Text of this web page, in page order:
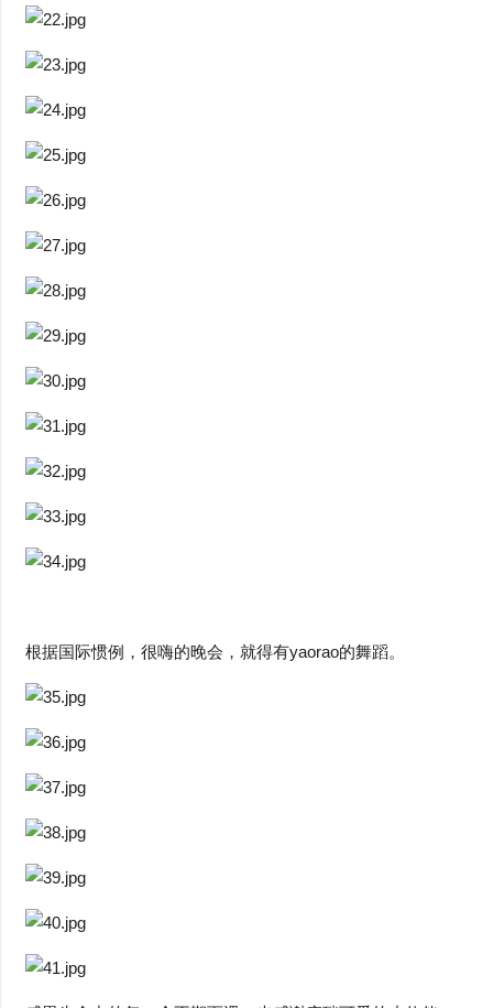
根据国际惯例，很嗨的晚会，就得有yaorao的舞蹈。